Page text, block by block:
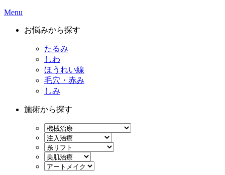
Menu
お悩みから探す
たるみ
しわ
ほうれい線
毛穴・赤み
しみ
施術から探す